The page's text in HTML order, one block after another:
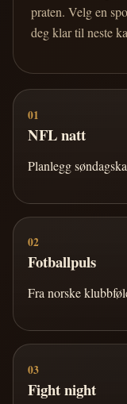
praten. Velg en
deg klar til neste
01
NFL natt
Planlegg
02
Fotballpuls
Fra norske
03
Fight night